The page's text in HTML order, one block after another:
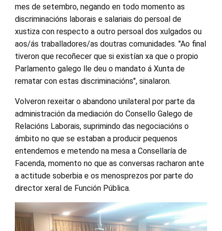
mes de setembro, negando en todo momento as
discriminacións laborais e salariais do persoal de
xustiza con respecto a outro persoal dos xulgados ou
aos/ás traballadores/as doutras comunidades. "Ao final
tiveron que recoñecer que si existían xa que o propio
Parlamento galego lle deu o mandato á Xunta de
rematar con estas discriminacións", sinalaron.
Volveron rexeitar o abandono unilateral por parte da
administración da mediación do Consello Galego de
Relacións Laborais, suprimindo das negociacións o
ámbito no que se estaban a producir pequenos
entendemos e metendo na mesa a Consellaría de
Facenda, momento no que as conversas racharon ante
a actitude soberbia e os menosprezos por parte do
director xeral de Función Pública.